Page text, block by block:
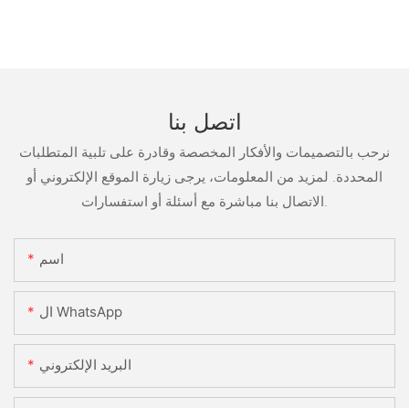
اتصل بنا
نرحب بالتصميمات والأفكار المخصصة وقادرة على تلبية المتطلبات
المحددة. لمزيد من المعلومات، يرجى زيارة الموقع الإلكتروني أو
اسم
ال WhatsApp
البريد الإلكتروني